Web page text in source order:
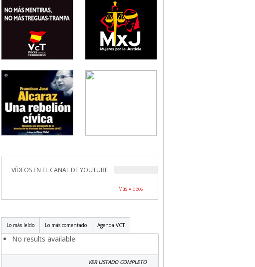
VÍDEOS EN EL CANAL DE YOUTUBE
Más videos
Lo más leído Lo más comentado Agenda VCT
No results available
VER LISTADO COMPLETO